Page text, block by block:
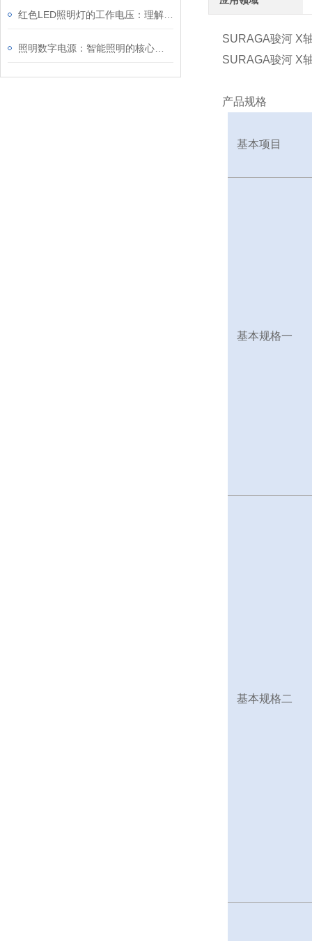
SURAGA骏河 X
SURAGA骏河 X
产品规格
基本项目
基本规格一
基本规格二